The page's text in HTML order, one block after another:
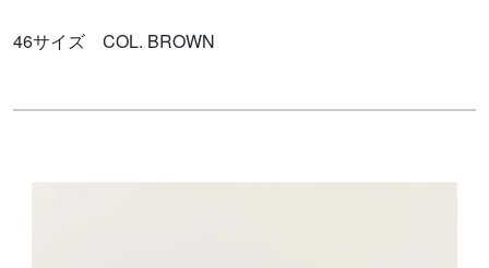
46サイズ COL. BROWN